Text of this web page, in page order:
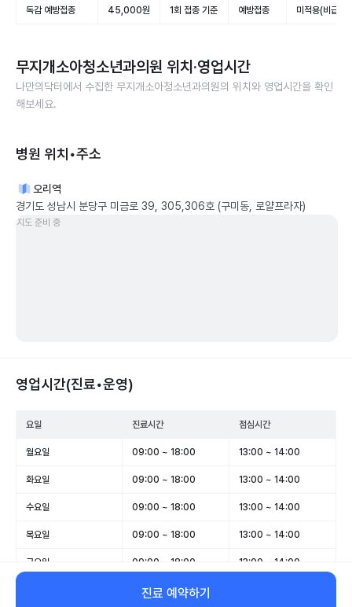
독감 예방접종 45,000원 1회 접종 기준 예방접종 미적용(비급여)
무지개소아청소년과의원 위치·영업시간
나만의닥터에서 수집한 무지개소아청소년과의원의 위치와 영업시간을 확인
해보세요.
병원 위치•주소
오리역
경기도 성남시 분당구 미금로 39, 305,306호 (구미동, 로얄프라자)
지도 준비 중
영업시간(진료•운영)
요일 진료시간 점심시간
월요일 09:00 ~ 18:00 13:00 ~ 14:00
화요일 09:00 ~ 18:00 13:00 ~ 14:00
수요일 09:00 ~ 18:00 13:00 ~ 14:00
목요일 09:00 ~ 18:00 13:00 ~ 14:00
금요일 09:00 ~ 18:00 13:00 ~ 14:00
09:00 ~ 17:00
진료 예약하기